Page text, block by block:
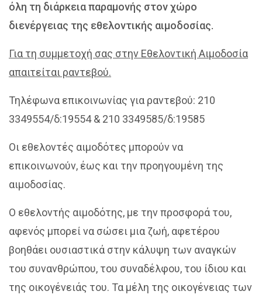
όλη τη διάρκεια παραμονής στον χώρο
διενέργειας της εθελοντικής αιμοδοσίας.
Για τη συμμετοχή σας στην Εθελοντική Αιμοδοσία
απαιτείται ραντεβού.
Τηλέφωνα επικοινωνίας για ραντεβού: 210
3349554/δ:19554 & 210 3349585/δ:19585
Οι εθελοντές αιμοδότες μπορούν να
επικοινωνούν, έως και την προηγουμένη της
αιμοδοσίας.
Ο εθελοντής αιμοδότης, με την προσφορά του,
αφενός μπορεί να σώσει μια ζωή, αφετέρου
βοηθάει ουσιαστικά στην κάλυψη των αναγκών
του συνανθρώπου, του συναδέλφου, του ίδιου και
της οικογένειάς του. Τα μέλη της οικογένειας των